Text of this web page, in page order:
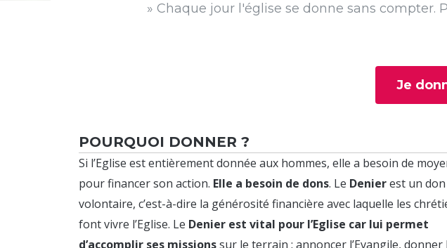
» Chaque jour l'église se donne sans compter.
Je
POURQUOI DONNER ?
Si l’Eglise est entièrement donnée aux hommes, elle a besoin de
pour financer son action. Elle a besoin de dons. Le Denierest un don
volontaire, c’est-à-dire la générosité financière avec laquelle les
font vivre l’Eglise. Le Denier est vital pour l’Eglise car lui permet
d’accomplir ses missionssur le terrain : annoncer l’Evangile, donner